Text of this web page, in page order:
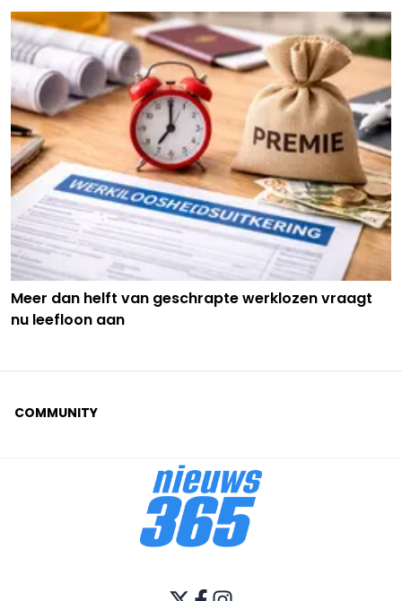
Meer dan helft van geschrapte werklozen vraagt
nu leefloon aan
COMMUNITY